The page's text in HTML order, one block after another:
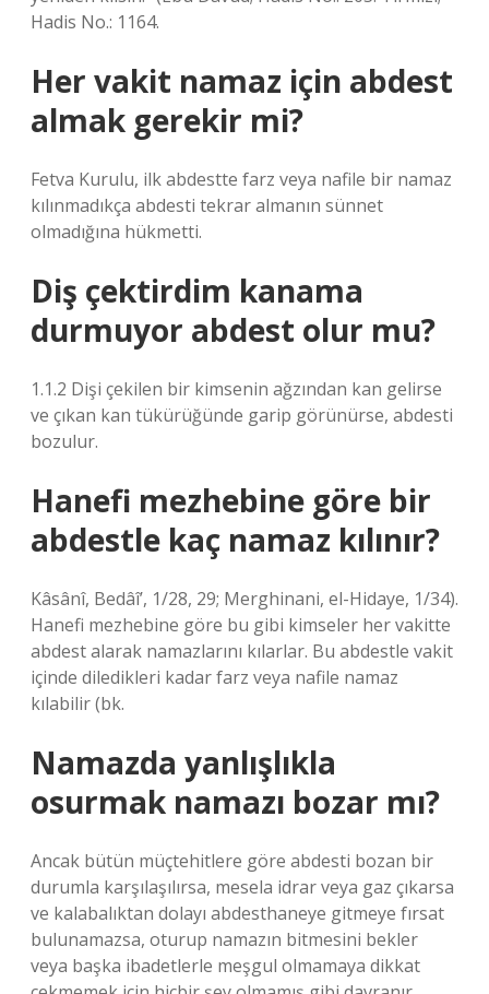
Hadis No.: 1164.
Her vakit namaz için abdest
almak gerekir mi?
Fetva Kurulu, ilk abdestte farz veya nafile bir namaz
kılınmadıkça abdesti tekrar almanın sünnet
olmadığına hükmetti.
Diş çektirdim kanama
durmuyor abdest olur mu?
1.1.2 Dişi çekilen bir kimsenin ağzından kan gelirse
ve çıkan kan tükürüğünde garip görünürse, abdesti
bozulur.
Hanefi mezhebine göre bir
abdestle kaç namaz kılınır?
Kâsânî, Bedâî’, 1/28, 29; Merghinani, el-Hidaye, 1/34).
Hanefi mezhebine göre bu gibi kimseler her vakitte
abdest alarak namazlarını kılarlar. Bu abdestle vakit
içinde diledikleri kadar farz veya nafile namaz
kılabilir (bk.
Namazda yanlışlıkla
osurmak namazı bozar mı?
Ancak bütün müçtehitlere göre abdesti bozan bir
durumla karşılaşılırsa, mesela idrar veya gaz çıkarsa
ve kalabalıktan dolayı abdesthaneye gitmeye fırsat
bulunamazsa, oturup namazın bitmesini bekler
veya başka ibadetlerle meşgul olmamaya dikkat